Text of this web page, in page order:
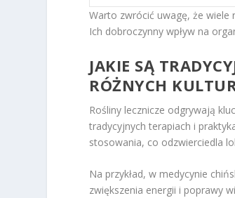
Warto zwrócić uwagę, że wiele
Ich dobroczynny wpływ na
JAKIE SĄ
RÓŻNYCH
Rośliny lecznicze odgrywają
tradycyjnych terapiach i
stosowania, co odzwierciedla
Na przykład, w medycynie
zwiększenia energii i poprawy